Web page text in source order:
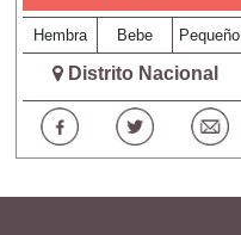
Hembra Bebe Pequeño
Distrito Nacional